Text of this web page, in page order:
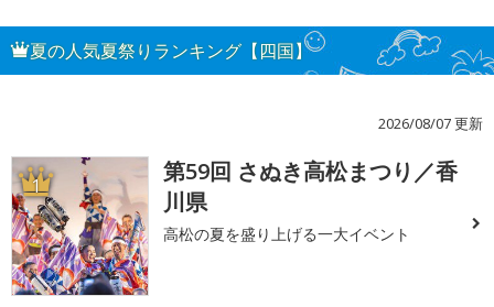
夏の人気夏祭りランキング【四国】
2026/08/07 更新
1
第59回 さぬき高松まつり／香
川県
高松の夏を盛り上げる一大イベント